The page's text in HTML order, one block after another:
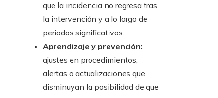
que la incidencia no regresa tras
la intervención y a lo largo de
periodos significativos.
Aprendizaje y prevención:
ajustes en procedimientos,
alertas o actualizaciones que
disminuyan la posibilidad de que